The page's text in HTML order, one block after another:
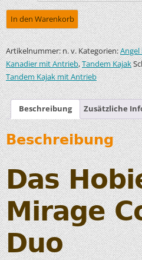
In den Warenkorb
Artikelnummer:n. v. Kategorien:Angel
Kanadier mit Antrieb,Tandem Kajak
Tandem Kajak mit Antrieb
Beschreibung Zusätzliche
Beschreibung
Das
Mirage
Duo